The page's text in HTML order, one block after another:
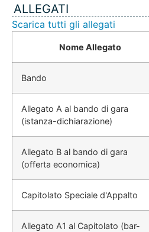
ALLEGATI
Scarica tutti gli allegati
Nome Allegato
Bando
Allegato A al bando di gara
(istanza-dichiarazione)
Allegato B al bando di gara
(offerta economica)
Capitolato Speciale d'Appalto
Allegato A1 al Capitolato (bar-